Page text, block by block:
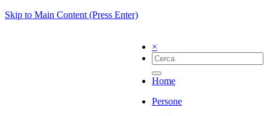
Skip to Main Content (Press Enter)
×
Home
Persone